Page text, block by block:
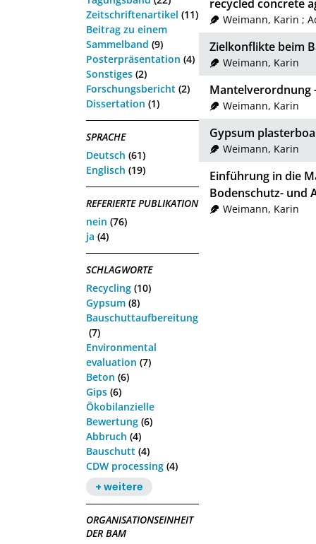
Zeitschriftenartikel (11)
Beitrag zu einem
Sammelband (9)
Posterpräsentation (4)
Sonstiges (2)
Forschungsbericht (2)
Dissertation (1)
SPRACHE
Deutsch (61)
Englisch (19)
REFERIERTE PUBLIKATION
nein (76)
ja (4)
SCHLAGWORTE
Recycling (10)
Gypsum (8)
Bauschuttaufbereitung
(7)
Environmental
evaluation (7)
Beton (6)
Gips (6)
Ökobilanzielle
Bewertung (6)
Abbruch (4)
Bauschutt (4)
CDW processing (4)
+ weitere
ORGANISATIONSEINHEIT
DER BAM
recycled concrete
Weimann, Karin ;
Zielkonflikte beim
Weimann, Karin
Mantelverordnung
Weimann, Karin
Gypsum
Weimann, Karin
Einführung in die
Bodenschutz- und
Weimann, Karin